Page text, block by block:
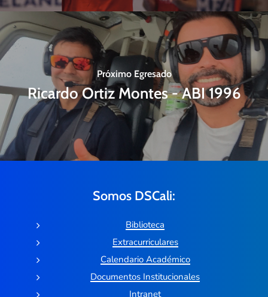
Próximo Egresado
Ricardo Ortiz Montes - ABI 1996
Somos DSCali:
Biblioteca
Extracurriculares
Calendario Académico
Documentos Institucionales
Intranet